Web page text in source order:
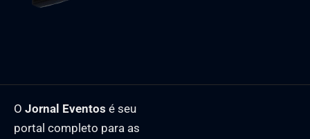
O Jornal Eventos é seu
portal completo para as